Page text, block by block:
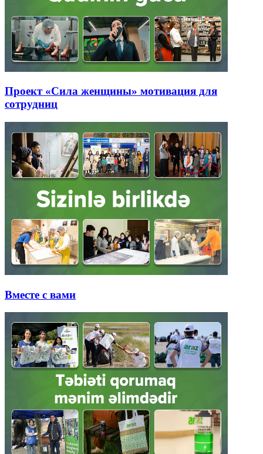
Проект «Сила женщины» мотивация для
сотрудниц
Вместе с вами